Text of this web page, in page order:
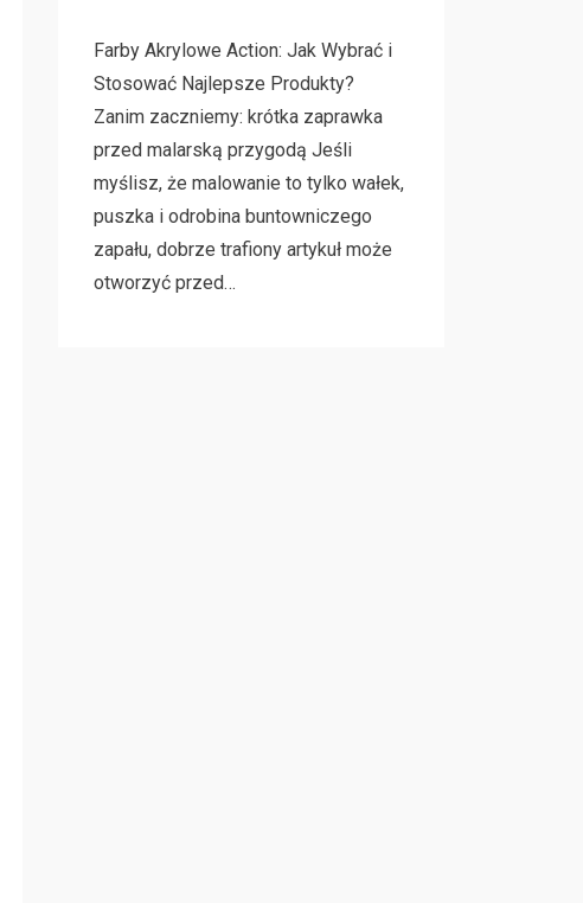
Farby Akrylowe Action: Jak Wybrać i
Stosować Najlepsze Produkty?
Zanim zaczniemy: krótka zaprawka
przed malarską przygodą Jeśli
myślisz, że malowanie to tylko wałek,
puszka i odrobina buntowniczego
zapału, dobrze trafiony artykuł może
otworzyć przed…